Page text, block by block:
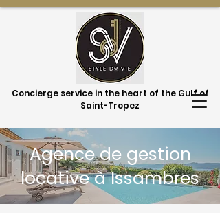
Concierge service in the heart of the Gulf of
Saint-Tropez
Agence de gestion
locative à Issambres